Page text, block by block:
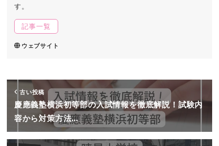
す。
記事一覧
ウェブサイト
古い投稿
慶應義塾横浜初等部の入試情報を徹底解説！試験内
容から対策方法…